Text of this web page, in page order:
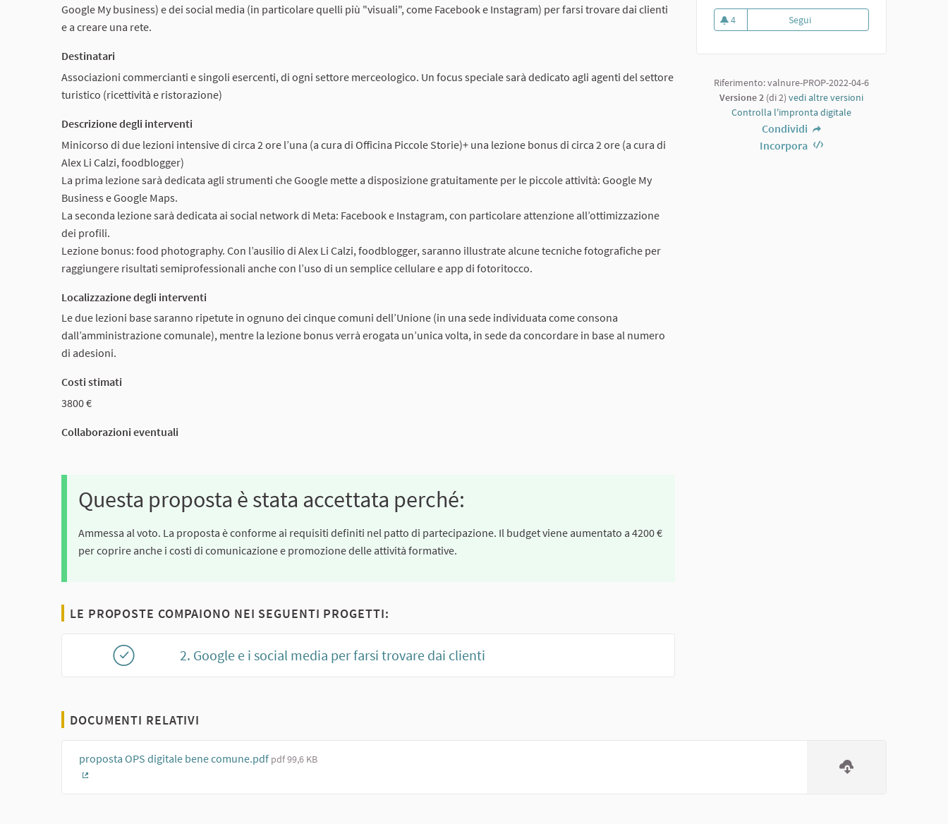
Google My business) e dei social media (in particolare quelli più "visuali", come Facebook e Instagram) per farsi trovare dai clienti
e a creare una rete.
Destinatari
Associazioni commercianti e singoli esercenti, di ogni settore merceologico. Un focus speciale sarà dedicato agli agenti del settore
turistico (ricettività e ristorazione)
Descrizione degli interventi
Minicorso di due lezioni intensive di circa 2 ore l’una (a cura di Officina Piccole Storie)+ una lezione bonus di circa 2 ore (a cura di
Alex Li Calzi, foodblogger)
La prima lezione sarà dedicata agli strumenti che Google mette a disposizione gratuitamente per le piccole attività: Google My
Business e Google Maps.
La seconda lezione sarà dedicata ai social network di Meta: Facebook e Instagram, con particolare attenzione all’ottimizzazione
dei profili.
Lezione bonus: food photography. Con l’ausilio di Alex Li Calzi, foodblogger, saranno illustrate alcune tecniche fotografiche per
raggiungere risultati semiprofessionali anche con l’uso di un semplice cellulare e app di fotoritocco.
Localizzazione degli interventi
Le due lezioni base saranno ripetute in ognuno dei cinque comuni dell’Unione (in una sede individuata come consona
dall’amministrazione comunale), mentre la lezione bonus verrà erogata un’unica volta, in sede da concordare in base al numero
di adesioni.
Costi stimati
3800 €
Collaborazioni eventuali
Questa proposta è stata accettata perché:
Ammessa al voto. La proposta è conforme ai requisiti definiti nel patto di partecipazione. Il budget viene aumentato a 4200 €
per coprire anche i costi di comunicazione e promozione delle attività formative.
LE PROPOSTE COMPAIONO NEI SEGUENTI PROGETTI:
2. Google e i social media per farsi trovare dai clienti
4
4 sostenitori
Segui
Riferimento: valnure-PROP-2022-04-6
Versione 2 (di 2) vedi altre versioni
Controlla l'impronta digitale
Condividi
Incorpora
DOCUMENTI RELATIVI
proposta OPS digitale bene comune.pdf pdf 99,6 KB